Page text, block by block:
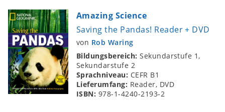
Amazing Science
Saving the Pandas! Reader + DVD
von Rob Waring
Bildungsbereich:Sekundarstufe 1,
Sekundarstufe 2
Sprachniveau: CEFR B1
Lieferumfang: Reader, DVD
ISBN: 978-1-4240-2193-2